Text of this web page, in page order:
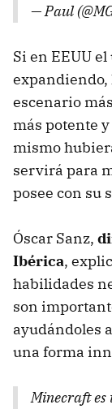
— Paul
Si en EEUU
expandiendo,
escenario
más potente
mismo
servirá para
posee con su
Óscar Sanz,
Ibérica,
habilidades
son
ayudándoles
una forma
Minecraft es